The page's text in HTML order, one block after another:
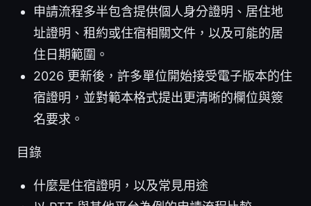
申請流程多半包含提供個人身分證明、居住地
址證明、租約或住宿相關文件，以及可能的居
住日期範圍。
2026 更新後，許多單位開始接受電子版本的住
宿證明，並對範本格式提出更清晰的欄位與簽
名要求。
目錄
什麼是住宿證明，以及常見用途